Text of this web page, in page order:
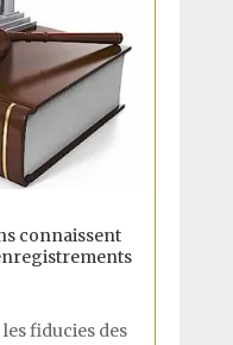
connaissent
fiducies des